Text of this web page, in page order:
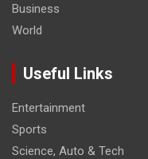
Business
World
Useful Links
Entertainment
Sports
Science, Auto & Tech